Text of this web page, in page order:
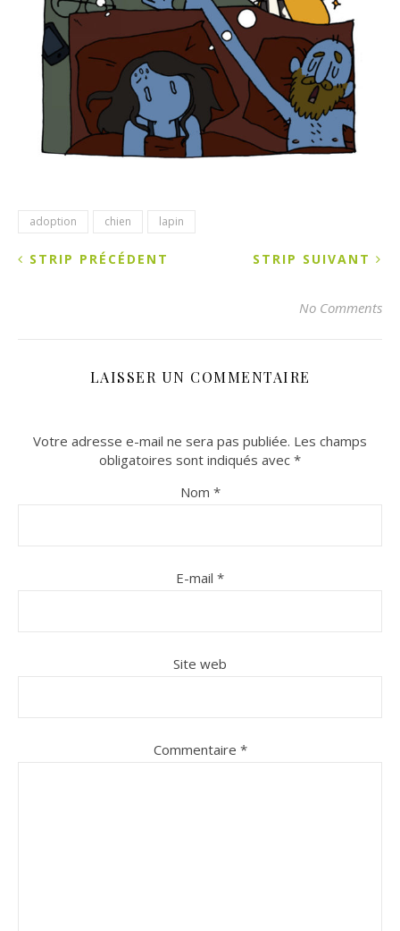
adoption chien lapin
STRIP SUIVANT
STRIP PRÉCÉDENT
No Comments
LAISSER UN COMMENTAIRE
Votre adresse e-mail ne sera pas publiée. Les champs
obligatoires sont indiqués avec *
Nom *
E-mail *
Site web
Commentaire *